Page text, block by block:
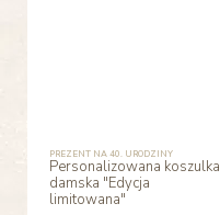
PREZENT NA 40. URODZINY
Personalizowana koszulka
damska "Edycja
limitowana"